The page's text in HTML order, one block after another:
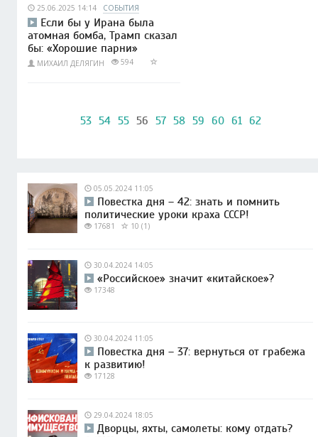
25.06.2025 14:14 СОБЫТИЯ
Если бы у Ирана была
атомная бомба, Трамп сказал
бы: «Хорошие парни»
МИХАИЛ ДЕЛЯГИН 594
53 54 55 56 57 58 59 60 61 62
05.05.2024 11:05
Повестка дня – 42: знать и помнить
политические уроки краха СССР!
17681 10 (1)
30.04.2024 14:05
«Российское» значит «китайское»?
17348
30.04.2024 11:05
Повестка дня – 37: вернуться от грабежа
к развитию!
17128
29.04.2024 18:05
Дворцы, яхты, самолеты: кому отдать?